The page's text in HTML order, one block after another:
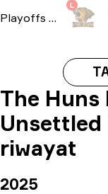
Playoffs bo3
L
The Huns
Unsettled
riwayat
2025